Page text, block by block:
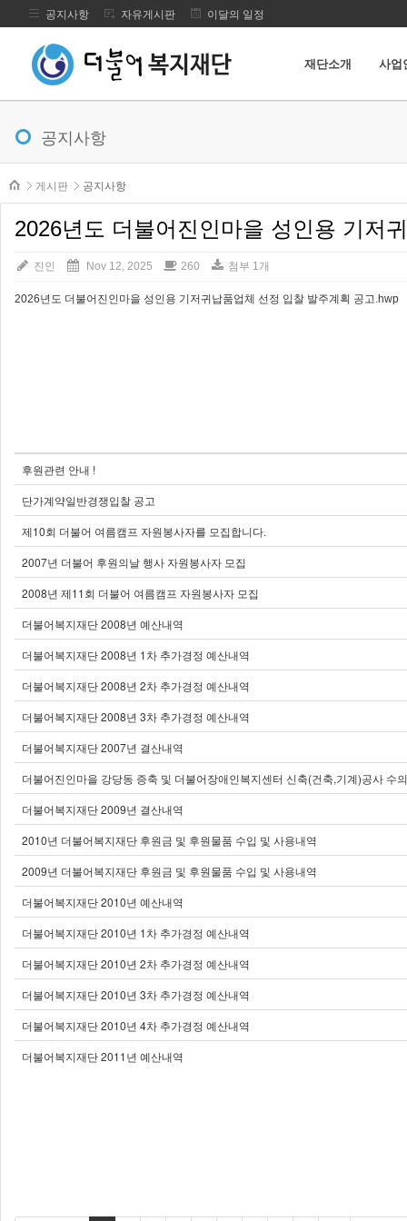
메뉴 건너뛰기
공지사항 자유게시판 이달의 일정
재단소개 사업
공지사항
본문시작
게시판
공지사항
2026년도 더불어진인마을 성인용 기저
진인 Nov 12, 2025 260 첨부 1개
2026년도 더불어진인마을 성인용 기저귀납품업체 선정 입찰 발주계획 공고.hwp
후원관련 안내 !
단가계약일반경쟁입찰 공고
제10회 더불어 여름캠프 자원봉사자를 모집합니다.
2007년 더불어 후원의날 행사 자원봉사자 모집
2008년 제11회 더불어 여름캠프 자원봉사자 모집
더불어복지재단 2008년 예산내역
더불어복지재단 2008년 1차 추가경정 예산내역
더불어복지재단 2008년 2차 추가경정 예산내역
더불어복지재단 2008년 3차 추가경정 예산내역
더불어복지재단 2007년 결산내역
더불어진인마을 강당동 증축 및 더불어장애인복지센터 신축(건축,기계)공사 수
더불어복지재단 2009년 결산내역
2010년 더불어복지재단 후원금 및 후원물품 수입 및 사용내역
2009년 더불어복지재단 후원금 및 후원물품 수입 및 사용내역
더불어복지재단 2010년 예산내역
더불어복지재단 2010년 1차 추가경정 예산내역
더불어복지재단 2010년 2차 추가경정 예산내역
더불어복지재단 2010년 3차 추가경정 예산내역
더불어복지재단 2010년 4차 추가경정 예산내역
더불어복지재단 2011년 예산내역